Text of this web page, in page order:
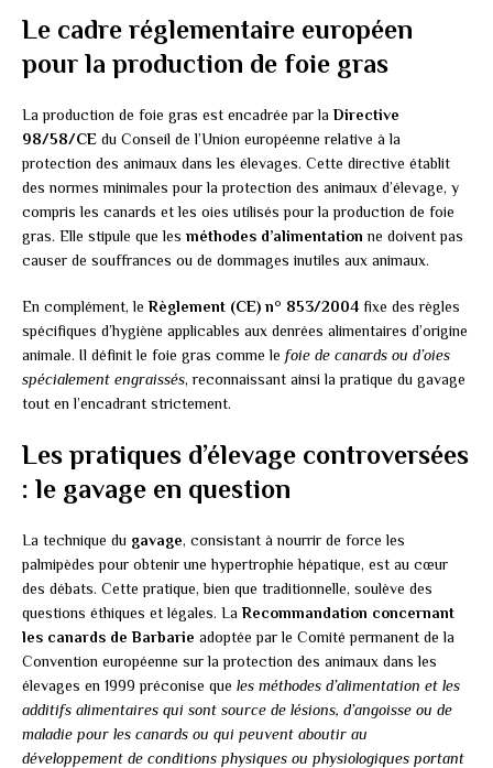
Le cadre réglementaire européen
pour la production de foie gras
La production de foie gras est encadrée par la Directive
98/58/CE du Conseil de l’Union européenne relative à la
protection des animaux dans les élevages. Cette directive établit
des normes minimales pour la protection des animaux d’élevage, y
compris les canards et les oies utilisés pour la production de foie
gras. Elle stipule que les méthodes d’alimentation ne doivent pas
causer de souffrances ou de dommages inutiles aux animaux.
En complément, leRèglement (CE) n° 853/2004fixe des règles
spécifiques d’hygiène applicables aux denrées alimentaires d’origine
animale. Il définit le foie gras comme le foie de canards ou d’oies
spécialement engraissés, reconnaissant ainsi la pratique du gavage
tout en l’encadrant strictement.
Les pratiques d’élevage controversées
: le gavage en question
La technique du gavage, consistant à nourrir de force les
palmipèdes pour obtenir une hypertrophie hépatique, est au cœur
des débats. Cette pratique, bien que traditionnelle, soulève des
questions éthiques et légales. LaRecommandation concernant
les canards de Barbarie adoptée par le Comité permanent de la
Convention européenne sur la protection des animaux dans les
élevages en 1999 préconise que les méthodes d’alimentation et les
additifs alimentaires qui sont source de lésions, d’angoisse ou de
maladie pour les canards ou qui peuvent aboutir au
développement de conditions physiques ou physiologiques portant